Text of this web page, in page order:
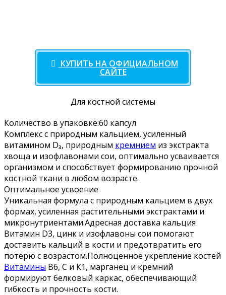
КУПИТЬ НА ОФИЦИАЛЬНОМ
САЙТЕ
Для костной системы
Количество в упаковке:60 капсул
Комплекс с природным кальцием, усиленный
витамином D₃, природным кремнием из экстракта
хвоща и изофлавонами сои, оптимально усваивается
организмом и способствует формированию прочной
костной ткани в любом возрасте.
Оптимальное усвоение
Уникальная формула с природным кальцием в двух
формах, усиленная растительными экстрактами и
микронутриентами.Адресная доставка кальция
Витамин D3, цинк и изофлавоны сои помогают
доставить кальций в кости и предотвратить его
потерю с возрастом.Полноценное укрепление костей
Витамины B6, С и К1, марганец и кремний
формируют белковый каркас, обеспечивающий
гибкость и прочность кости.